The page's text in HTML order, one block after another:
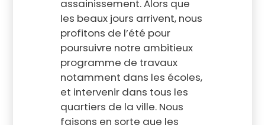
assainissement. Alors que
les beaux jours arrivent, nous
profitons de l’été pour
poursuivre notre ambitieux
programme de travaux
notamment dans les écoles,
et intervenir dans tous les
quartiers de la ville. Nous
faisons en sorte que les